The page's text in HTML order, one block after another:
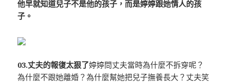
他早就知道兒子不是他的孩子，而是婷婷跟她情人的孩
子。
03.丈夫的報復太狠了婷婷問丈夫當時為什麼不拆穿呢？
為什麼不跟她離婚？為什麼幫她把兒子撫養長大？丈夫笑